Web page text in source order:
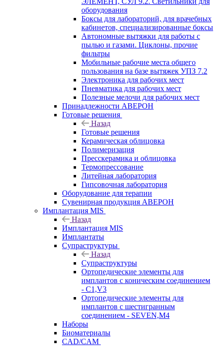
оборудования
Боксы для лабораторий, для врачебных
кабинетов, специализированные боксы
Автономные вытяжки для работы с
пылью и газами. Циклоны, прочие
фильтры
Мобильные рабочие места общего
пользования на базе вытяжек УПЗ 7.2
Электроника для рабочих мест
Пневматика для рабочих мест
Полезные мелочи для рабочих мест
Принадлежности АВЕРОН
Готовые решения
Назад
Готовые решения
Керамическая облицовка
Полимеризация
Пресскерамика и облицовка
Термопрессование
Литейная лаборатория
Гипсовочная лаборатория
Оборудование для терапии
Сувенирная продукция АВЕРОН
Имплантация MIS
Назад
Имплантация MIS
Имплантаты
Супраструктуры
Назад
Супраструктуры
Ортопедические элементы для
имплантов с коническим соединением
- C1,V3
Ортопедические элементы для
имплантов с шестигранным
соединением - SEVEN,M4
Наборы
Биоматериалы
CAD/CAM